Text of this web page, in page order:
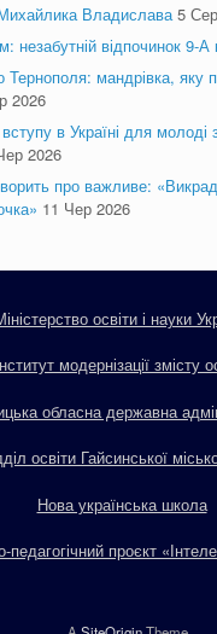
Владислава 5
незабутній відпочинок 9-А
Тернополя: мандрівка, яку
2026
в Україні для молоді
2026
про важливе:
11 Чер 2026
освіти і науки
модернізації змісту
обласна державна
освіти Гайсинської
Нова українська школа
педагогічний проєкт